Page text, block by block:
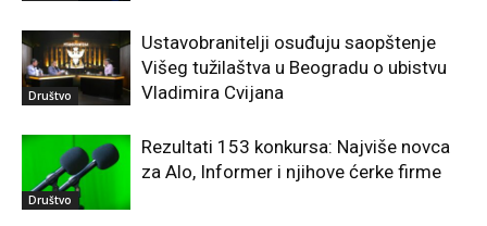
Društvo
Ustavobranitelji osuđuju saopštenje
Višeg tužilaštva u Beogradu o ubistvu
Vladimira Cvijana
Društvo
Rezultati 153 konkursa: Najviše novca
za Alo, Informer i njihove ćerke firme